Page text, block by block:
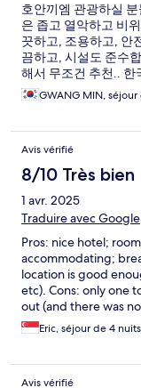
호안끼엠 관광하실
은 좁고 열악하고 비
끗하고, 조용하고, 안
끔하고, 시설도 준수
해서 무조건 추천.. 한
곳 입니다. 추천!
GWANG MIN, séjour
Avis vérifié
8/10 Très bien
1 avr. 2025
Traduire avec Google
Pros: nice hotel;
accommodating;
location is good
etc). Cons: only one
out (and there was
check-out was
Eric, séjour de 4 nuits
Avis vérifié